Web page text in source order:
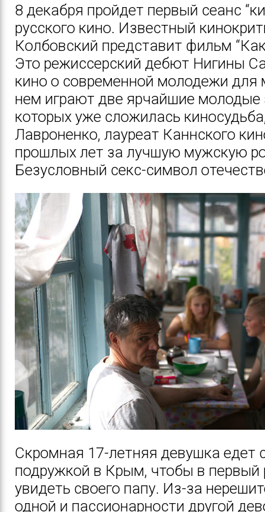
8 декабря пройдет первый сеанс
русского кино. Известный
Колбовский представит фильм
Это режиссерский дебют Нигины
кино о современной молодежи
нем играют две ярчайшие молодые
которых уже сложилась
Лавроненко, лауреат Каннского
прошлых лет за лучшую мужскую
Безусловный секс-символ
Скромная 17-летняя девушка едет
подружкой в Крым, чтобы в первый
увидеть своего папу. Из-за
одной и пассионарности другой